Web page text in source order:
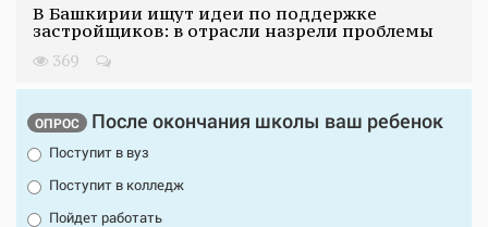
В Башкирии ищут идеи по поддержке
застройщиков: в отрасли назрели проблемы
369
ОПРОС После окончания школы ваш ребенок
Поступит в вуз
Поступит в колледж
Пойдет работать